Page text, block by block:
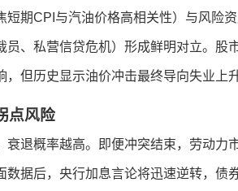
短期CPI与汽油价格高相关性）与风险
员、私营信贷危机）形成鲜明对立。股
，但历史显示油价冲击最终导向失业上
点风险
衰退概率越高。即便冲突结束，劳动力
数据后，央行加息言论将迅速逆转，债